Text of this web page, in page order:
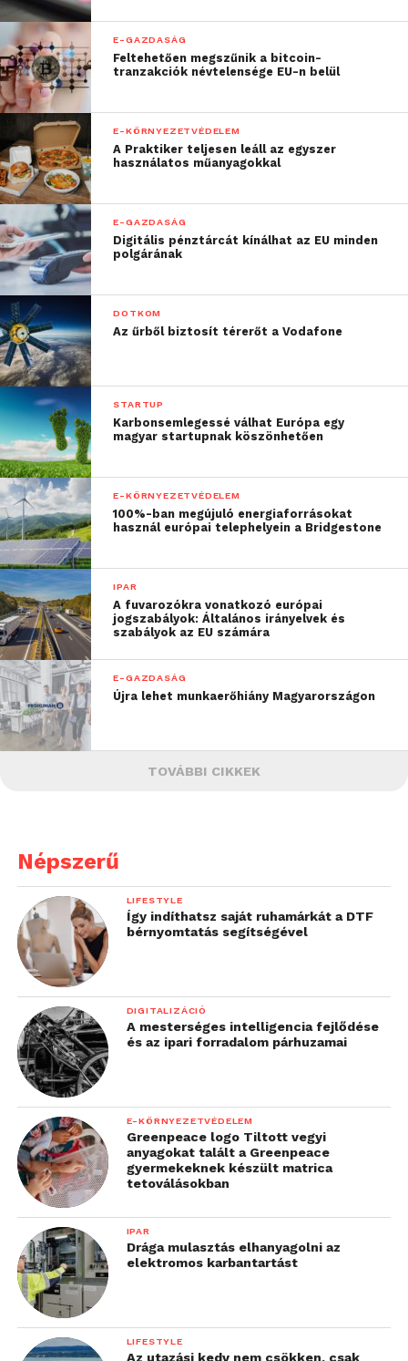
E-GAZDASÁG
Feltehetően megszűnik a bitcoin-
tranzakciók névtelensége EU-n belül
E-KÖRNYEZETVÉDELEM
A Praktiker teljesen leáll az egyszer
használatos műanyagokkal
E-GAZDASÁG
Digitális pénztárcát kínálhat az EU minden
polgárának
DOTKOM
Az űrből biztosít térerőt a Vodafone
STARTUP
Karbonsemlegessé válhat Európa egy
magyar startupnak köszönhetően
E-KÖRNYEZETVÉDELEM
100%-ban megújuló energiaforrásokat
használ európai telephelyein a Bridgestone
IPAR
A fuvarozókra vonatkozó európai
jogszabályok: Általános irányelvek és
szabályok az EU számára
E-GAZDASÁG
Újra lehet munkaerőhiány Magyarországon
TOVÁBBI CIKKEK
Népszerű
LIFESTYLE
Így indíthatsz saját ruhamárkát a DTF
bérnyomtatás segítségével
DIGITALIZÁCIÓ
A mesterséges intelligencia fejlődése
és az ipari forradalom párhuzamai
E-KÖRNYEZETVÉDELEM
Greenpeace logo Tiltott vegyi
anyagokat talált a Greenpeace
gyermekeknek készült matrica
tetoválásokban
IPAR
Drága mulasztás elhanyagolni az
elektromos karbantartást
LIFESTYLE
Az utazási kedv nem csökken, csak